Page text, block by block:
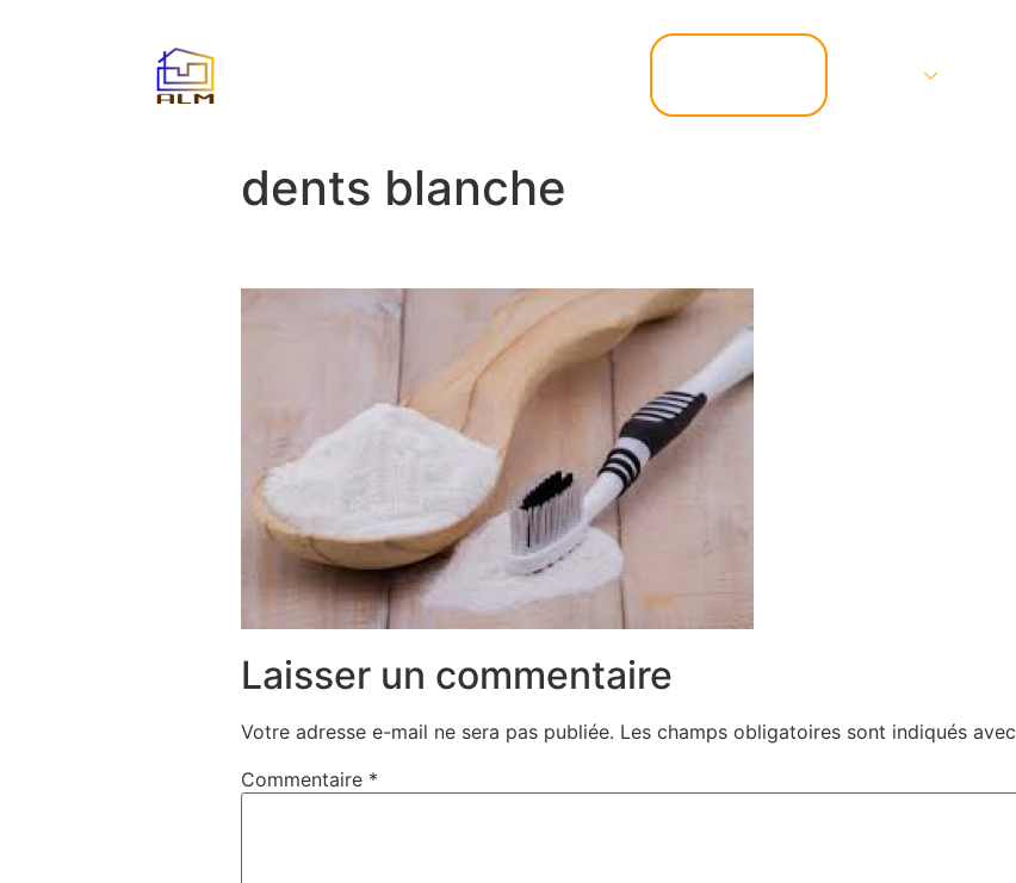
dents blanche
Laisser un commentaire
Votre adresse e-mail ne sera pas publiée. Les champs obligatoires sont indiqués avec
Commentaire *